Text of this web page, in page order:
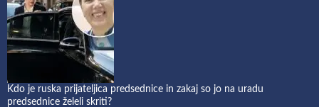
Kdo je ruska prijateljica predsednice in zakaj so jo na uradu
predsednice želeli skriti?